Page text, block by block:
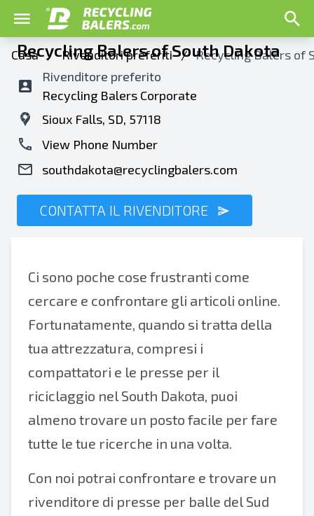
Casa / Rivenditori preferiti / Recycling Balers of
Recycling Balers of South Dakota
Rivenditore preferito
Recycling Balers Corporate
Sioux Falls, SD, 57118
View Phone Number
southdakota@recyclingbalers.com
CONTATTA IL RIVENDITORE
Ci sono poche cose frustranti come
cercare e confrontare gli articoli online.
Fortunatamente, quando si tratta della
tua attrezzatura, compresi i
compattatori e le presse per il
riciclaggio nel South Dakota, puoi
almeno trovare un posto facile per fare
tutte le tue ricerche in una volta.
Con noi potrai confrontare e trovare un
rivenditore di presse per balle del Sud